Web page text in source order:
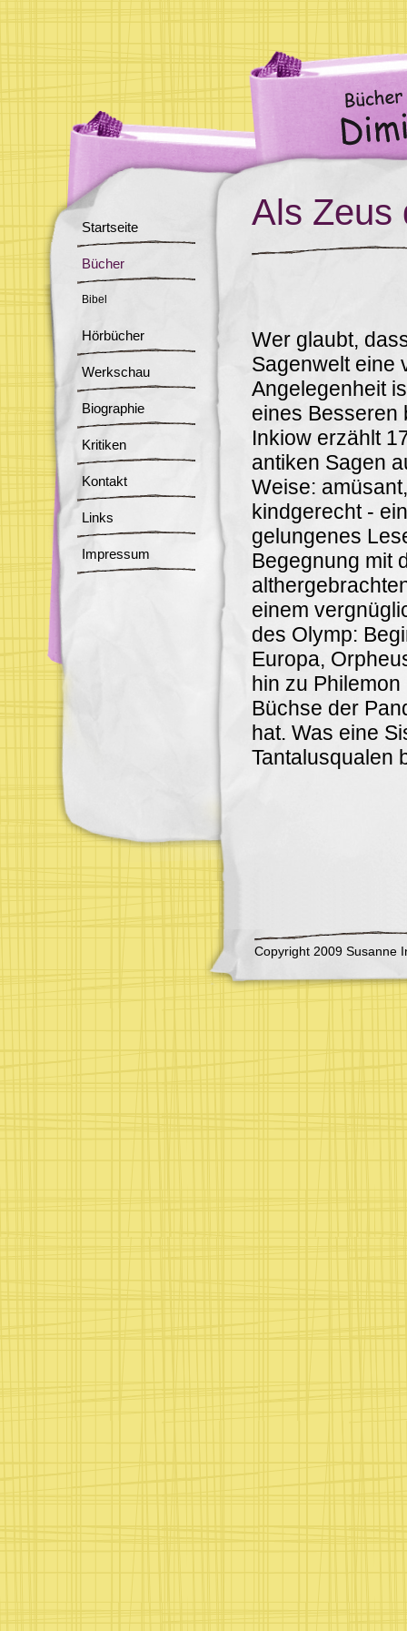
Startseite
Bücher
Bibel
Hörbücher
Werkschau
Biographie
Kritiken
Kontakt
Links
Impressum
Als Zeus
Wer glaubt,
Sagenwelt eine
Angelegenheit
eines Besseren
Inkiow erzählt
antiken Sagen
Weise:
kindgerecht -
gelungenes
Begegnung mit
einem
des Olymp:
Europa,
hin zu
Büchse der
hat. Was eine
Tantalusqualen
Copyright 2009 Susanne